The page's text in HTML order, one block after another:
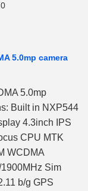
5.0mp camera
5.0mp
Built in NXP544
4.3inch IPS
CPU MTK
WCDMA
Sim
b/g GPS